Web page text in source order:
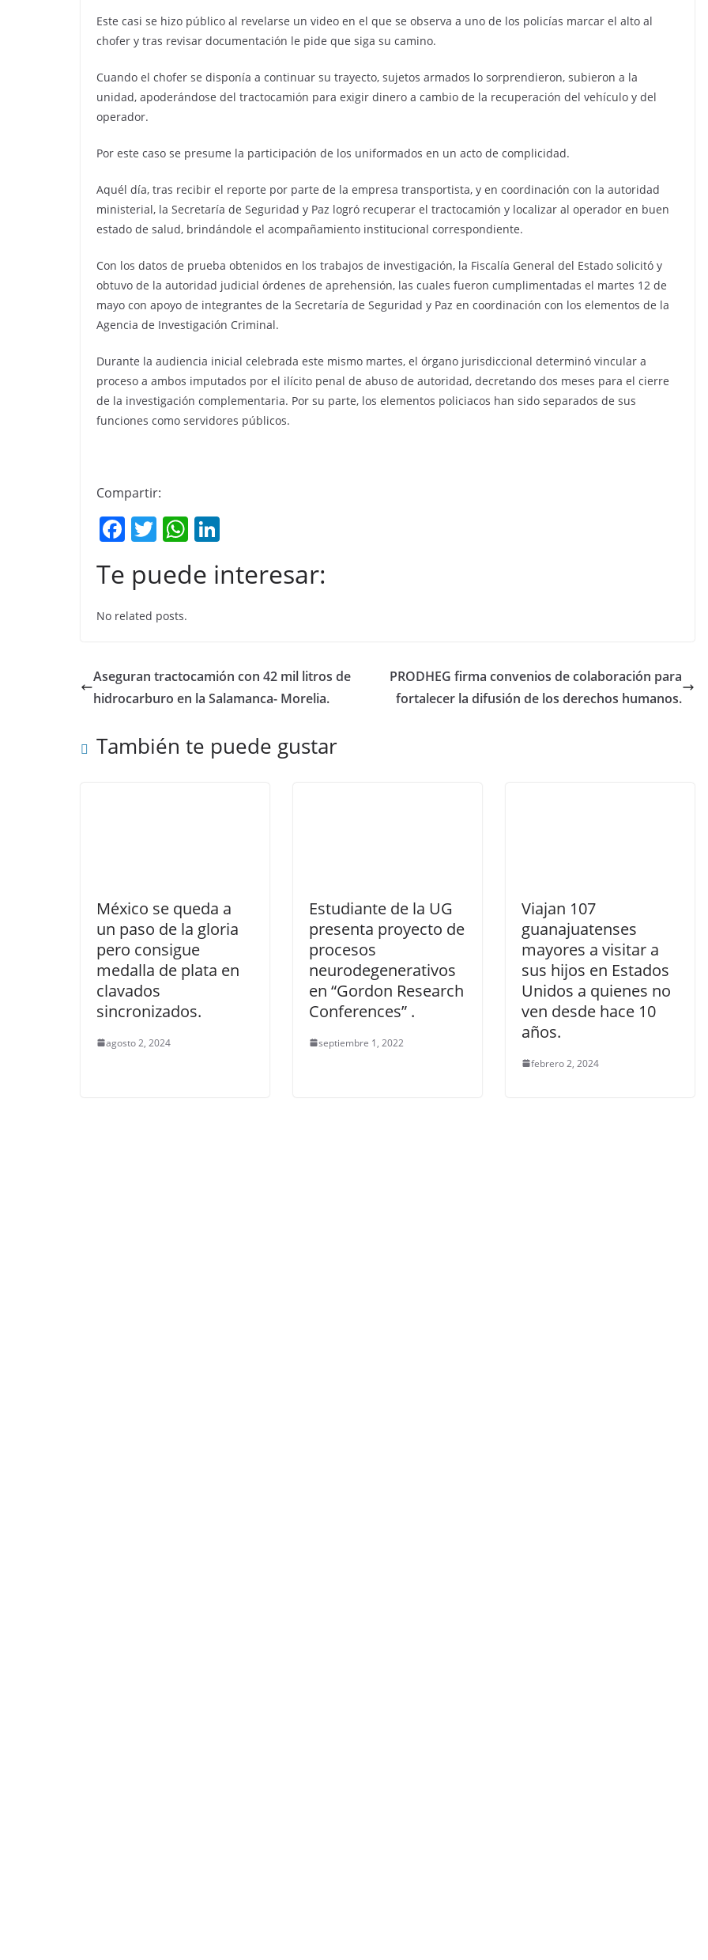
Este casi se hizo público al revelarse un video en el que se observa a uno de los policías marcar el alto al
chofer y tras revisar documentación le pide que siga su camino.
Cuando el chofer se disponía a continuar su trayecto, sujetos armados lo sorprendieron, subieron a la
unidad, apoderándose del tractocamión para exigir dinero a cambio de la recuperación del vehículo y del
operador.
Por este caso se presume la participación de los uniformados en un acto de complicidad.
Aquél día, tras recibir el reporte por parte de la empresa transportista, y en coordinación con la autoridad
ministerial, la Secretaría de Seguridad y Paz logró recuperar el tractocamión y localizar al operador en buen
estado de salud, brindándole el acompañamiento institucional correspondiente.
Con los datos de prueba obtenidos en los trabajos de investigación, la Fiscalía General del Estado solicitó y
obtuvo de la autoridad judicial órdenes de aprehensión, las cuales fueron cumplimentadas el martes 12 de
mayo con apoyo de integrantes de la Secretaría de Seguridad y Paz en coordinación con los elementos de la
Agencia de Investigación Criminal.
Durante la audiencia inicial celebrada este mismo martes, el órgano jurisdiccional determinó vincular a
proceso a ambos imputados por el ilícito penal de abuso de autoridad, decretando dos meses para el cierre
de la investigación complementaria. Por su parte, los elementos policiacos han sido separados de sus
funciones como servidores públicos.
Compartir:
F
c
e
b
o
k
T
itt
er
W
at
p
k
Te puede interesar:
No related posts.
Aseguran tractocamión con 42 mil litros de
hidrocarburo en la Salamanca- Morelia.
PRODHEG firma convenios de colaboración para
fortalecer la difusión de los derechos humanos.
También te puede gustar
México se queda a
un paso de la gloria
pero consigue
medalla de plata en
clavados
sincronizados.
agosto 2, 2024
Estudiante de la UG
presenta proyecto de
procesos
neurodegenerativos
en “Gordon Research
Conferences” .
septiembre 1, 2022
Viajan 107
guanajuatenses
mayores a visitar a
sus hijos en Estados
Unidos a quienes no
ven desde hace 10
años.
febrero 2, 2024